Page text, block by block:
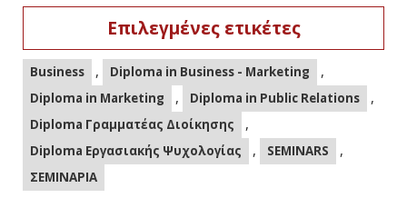
Επιλεγμένες ετικέτες
Business , Diploma in Business - Marketing ,
Diploma in Marketing , Diploma in Public Relations ,
Diploma Γραμματέας Διοίκησης ,
Diploma Εργασιακής Ψυχολογίας , SEMINARS ,
ΣΕΜΙΝΑΡΙΑ